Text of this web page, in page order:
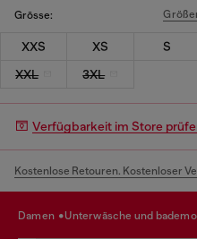
Grösse:
XXS XS S
XXL
3XL
Verfügbarkeit im Store
Kostenlose Retouren. Kostenloser
damen unterwäsche und